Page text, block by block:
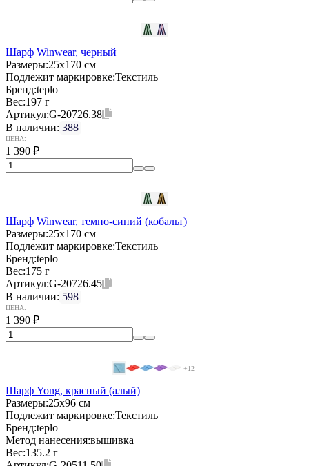
Шарф Winwear, черный
Размеры:25х170 см
Подлежит маркировке:Текстиль
Бренд:teplo
Вес:197 г
Артикул:G-20726.38
В наличии: 388
ЦЕНА:
1 390 ₽
Шарф Winwear, темно-синий (кобальт)
Размеры:25х170 см
Подлежит маркировке:Текстиль
Бренд:teplo
Вес:175 г
Артикул:G-20726.45
В наличии: 598
ЦЕНА:
1 390 ₽
+12
Шарф Yong, красный (алый)
Размеры:25х96 см
Подлежит маркировке:Текстиль
Бренд:teplo
Метод нанесения:вышивка
Вес:135.2 г